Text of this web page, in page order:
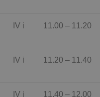
IV i 11.00 – 11.20
IV i 11.20 – 11.40
IV i 11.40 – 12.00